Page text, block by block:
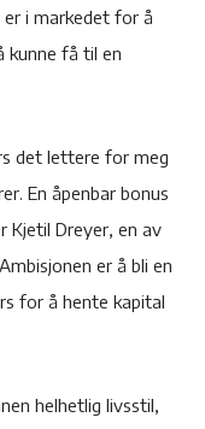
er i markedet for å
kunne få til en
det lettere for meg
En åpenbar bonus
Kjetil Dreyer, en av
er å bli en
for å hente kapital
helhetlig livsstil,